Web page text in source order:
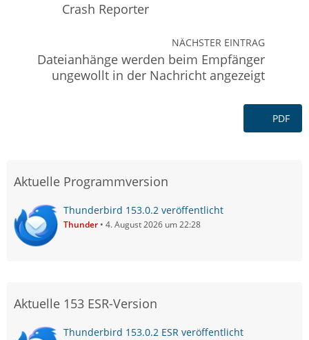
Crash Reporter
NÄCHSTER EINTRAG
Dateianhänge werden beim Empfänger
ungewollt in der Nachricht angezeigt
PDF
Aktuelle Programmversion
Thunderbird 153.0.2 veröffentlicht
Thunder 4. August 2026 um 22:28
Aktuelle 153 ESR-Version
Thunderbird 153.0.2 ESR veröffentlicht